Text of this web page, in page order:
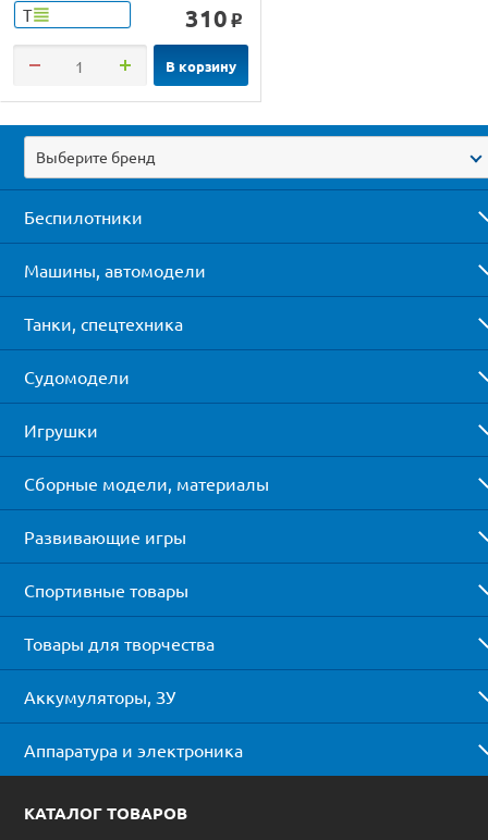
Т 310 o
В корзину
Выберите бренд
Беспилотники
Машины, автомодели
Танки, спецтехника
Судомодели
Игрушки
Сборные модели, материалы
Развивающие игры
Спортивные товары
Товары для творчества
Аккумуляторы, ЗУ
Аппаратура и электроника
КАТАЛОГ ТОВАРОВ